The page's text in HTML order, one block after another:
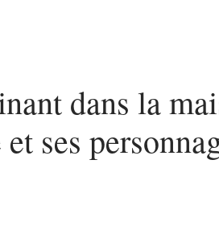
dans la
ses